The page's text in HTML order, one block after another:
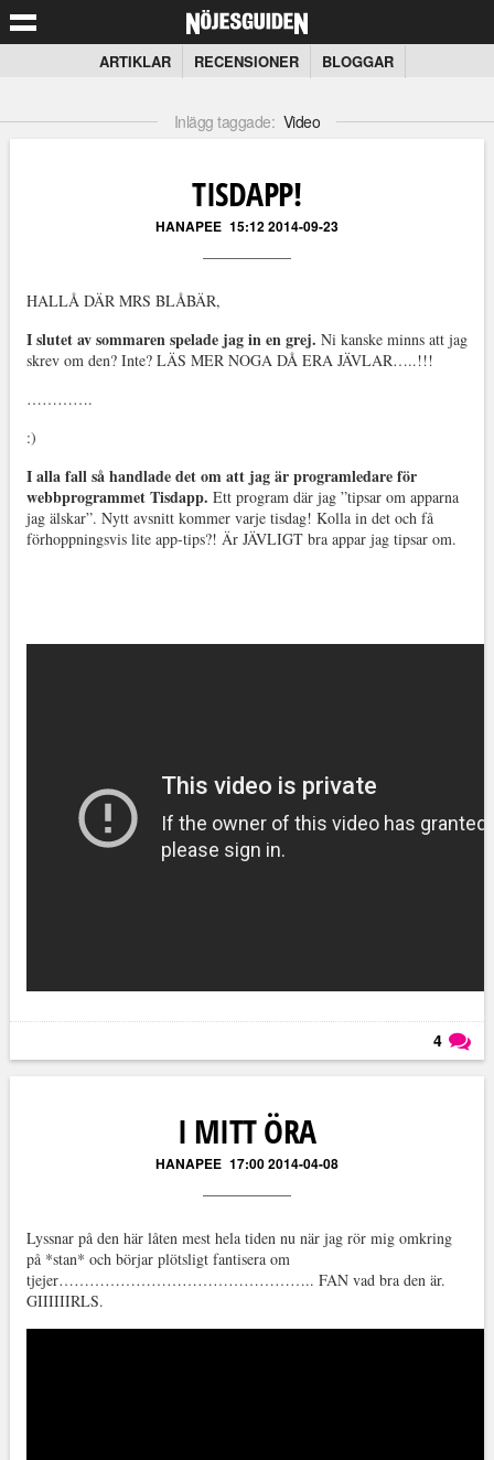
ARTIKLAR RECENSIONER BLOGGAR
Inlägg taggade: Video
TISDAPP!
HANAPEE 15:12 2014-09-23
HALLÅ DÄR MRS BLÅBÄR,
I slutet av sommaren spelade jag in en grej. Ni kanske minns att jag
skrev om den? Inte? LÄS MER NOGA DÅ ERA JÄVLAR…..!!!
………….
:)
I alla fall så handlade det om att jag är programledare för
webbprogrammet Tisdapp. Ett program där jag ”tipsar om apparna
jag älskar”. Nytt avsnitt kommer varje tisdag! Kolla in det och få
förhoppningsvis lite app-tips?! Är JÄVLIGT bra appar jag tipsar om.
4
I MITT ÖRA
HANAPEE 17:00 2014-04-08
Lyssnar på den här låten mest hela tiden nu när jag rör mig omkring
på *stan* och börjar plötsligt fantisera om
tjejer………………………………………….. FAN vad bra den är.
GIIIIIIRLS.